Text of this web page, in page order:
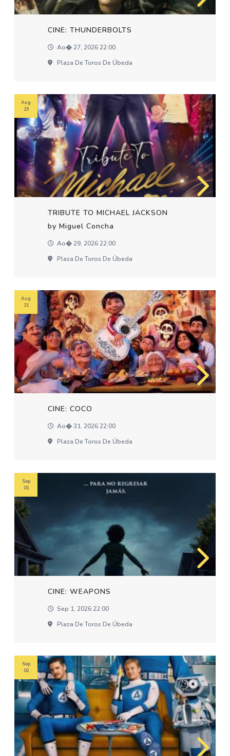
CINE: THUNDERBOLTS
Ao� 27, 2026 22:00
Plaza De Toros De Úbeda
TRIBUTE TO MICHAEL JACKSON
by Miguel Concha
Ao� 29, 2026 22:00
Plaza De Toros De Úbeda
Aug
29
CINE: COCO
Ao� 31, 2026 22:00
Plaza De Toros De Úbeda
Aug
31
CINE: WEAPONS
Sep 1, 2026 22:00
Plaza De Toros De Úbeda
Sep
01
Sep
02